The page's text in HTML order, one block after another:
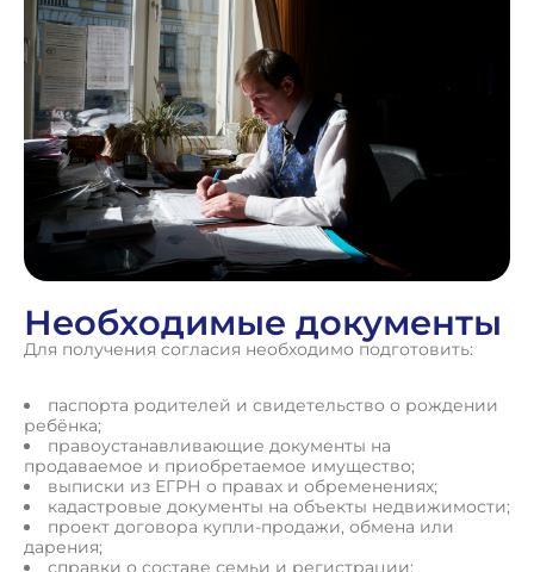
Необходимые документы
Для получения согласия необходимо подготовить:
паспорта родителей и свидетельство о рождении
ребёнка;
правоустанавливающие документы на
продаваемое и приобретаемое имущество;
выписки из ЕГРН о правах и обременениях;
кадастровые документы на объекты недвижимости;
проект договора купли-продажи, обмена или
дарения;
справки о составе семьи и регистрации;